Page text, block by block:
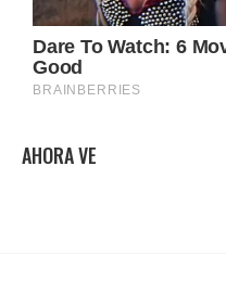
AHORA VE